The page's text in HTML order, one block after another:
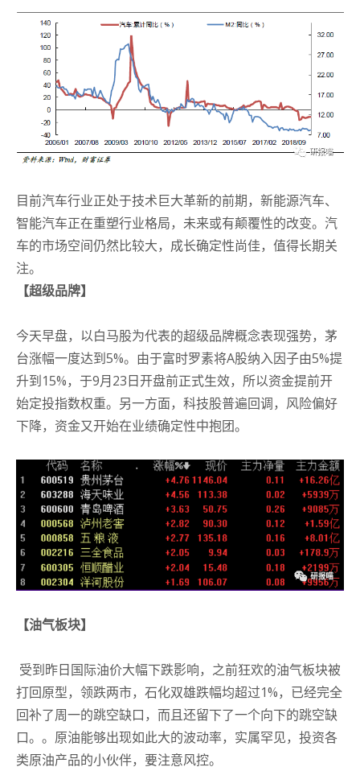
目前汽车行业正处于技术巨大革新的前期，新能源汽车、
智能汽车正在重塑行业格局，未来或有颠覆性的改变。汽
车的市场空间仍然比较大，成长确定性尚佳，值得长期关
注。
【超级品牌】
今天早盘，以白马股为代表的超级品牌概念表现强势，茅
台涨幅一度达到5%。 由于富时罗素将A股纳入因子由5%提
升到15%，于9月23日开盘前正式生效，所以资金提前开
始定投指数权重。 另一方面，科技股普遍回调，风险偏好
下降，资金又开始在业绩确定性中抱团。
【油气板块】
受到昨日国际油价大幅下跌影响，之前狂欢的油气板块被
打回原型，领跌两市，石化双雄跌幅均超过1%，已经完全
回补了周一的跳空缺口，而且还留下了一个向下的跳空缺
口。 。 原油能够出现如此大的波动率，实属罕见，投资各
类原油产品的小伙伴，要注意风控。